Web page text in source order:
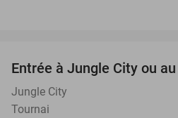
Entrée à Jungle City ou
Jungle City
Tournai